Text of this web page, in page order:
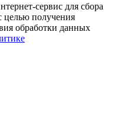
сервис для сбора
целью получения
обработки данных